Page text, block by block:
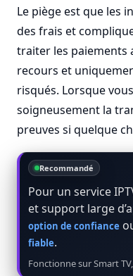
Le piège est que les
des frais et
traiter les paiements
recours et
risqués. Lorsque
soigneusement la
preuves si quelque
Recommandé
Pour un service
et support large
option de confiance
fiable.
Fonctionne sur Smart